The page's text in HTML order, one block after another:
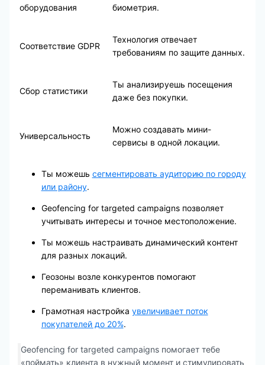
оборудования
биометрия.
Соответствие GDPR
Технология отвечает
требованиям по защите данных.
Сбор статистики
Ты анализируешь посещения
даже без покупки.
Универсальность
Можно создавать мини-
сервисы в одной локации.
Ты можешь сегментировать аудиторию по городу
или району.
Geofencing for targeted campaigns позволяет
учитывать интересы и точное местоположение.
Ты можешь настраивать динамический контент
для разных локаций.
Геозоны возле конкурентов помогают
переманивать клиентов.
Грамотная настройка увеличивает поток
покупателей до 20%.
Geofencing for targeted campaigns помогает тебе
«поймать» клиента в нужный момент и стимулировать